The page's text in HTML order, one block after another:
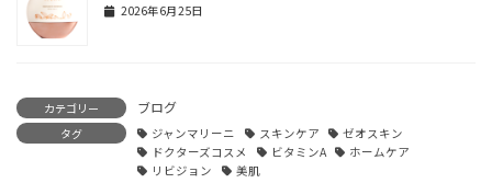
2026年6月25日
カテゴリー ブログ
タグ ジャンマリーニ スキンケア
ゼオスキン
ドクターズコスメ
ビタミンA
ホームケア
リビジョン
美肌